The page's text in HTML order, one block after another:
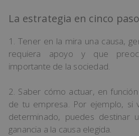
La estrategia en cinco
1. Tener en la mira una causa,
requiera apoyo y que
importante de la sociedad.
2. Saber cómo actuar, en
de tu empresa. Por ejemplo, si
determinado, puedes destinar
ganancia a la causa elegida.